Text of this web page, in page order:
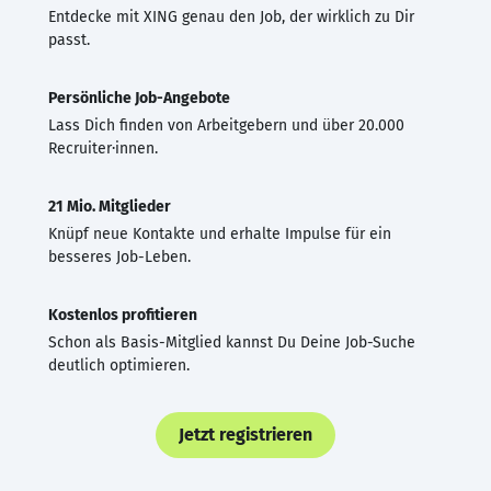
Entdecke mit XING genau den Job, der wirklich zu Dir
passt.
Persönliche Job-Angebote
Lass Dich finden von Arbeitgebern und über 20.000
Recruiter·innen.
21 Mio. Mitglieder
Knüpf neue Kontakte und erhalte Impulse für ein
besseres Job-Leben.
Kostenlos profitieren
Schon als Basis-Mitglied kannst Du Deine Job-Suche
deutlich optimieren.
Jetzt registrieren